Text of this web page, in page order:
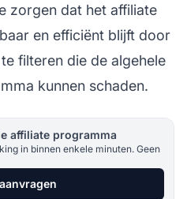
zorgen dat het affiliate
en efficiënt blijft door
filteren die de algehele
kunnen schaden.
affiliate programma
in binnen enkele minuten. Geen